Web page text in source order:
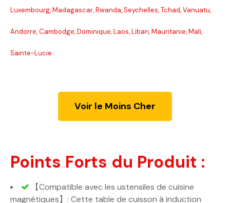
Luxembourg, Madagascar, Rwanda, Seychelles, Tchad, Vanuatu,
Andorre, Cambodge, Dominique, Laos, Liban, Mauritanie, Mali,
Sainte-Lucie :
Voir le Moins Cher
Points Forts du Produit :
【Compatible avec les ustensiles de cuisine
magnétiques】: Cette table de cuisson à induction